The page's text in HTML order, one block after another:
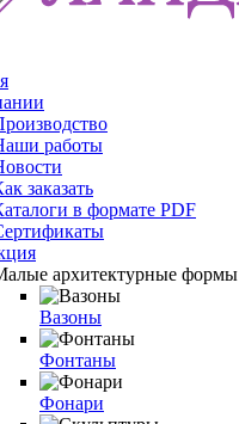
работы
заказать
в формате PDF
архитектурные формы
Вазоны
Фонтаны
Фонари